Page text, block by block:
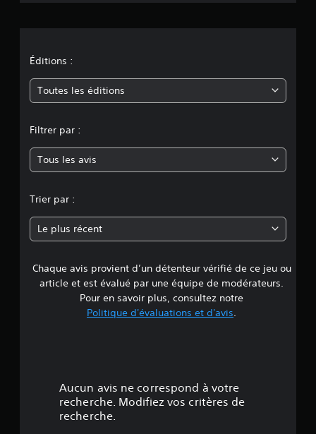
m
y
e
n
e
d
Éditions :
Toutes les éditions
Filtrer par :
Tous les avis
Trier par :
Le plus récent
Chaque avis provient d’un détenteur vérifié de ce jeu ou
article et est évalué par une équipe de modérateurs.
Pour en savoir plus, consultez notre
Politique d'évaluations et d'avis.
Aucun avis ne correspond à votre
recherche. Modifiez vos critères de
recherche.